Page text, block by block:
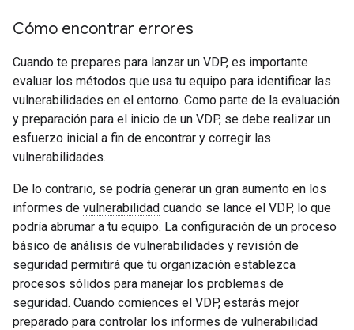
Cómo encontrar errores
Cuando te prepares para lanzar un VDP, es importante
evaluar los métodos que usa tu equipo para identificar las
vulnerabilidades en el entorno. Como parte de la evaluación
y preparación para el inicio de un VDP, se debe realizar un
esfuerzo inicial a fin de encontrar y corregir las
vulnerabilidades.
De lo contrario, se podría generar un gran aumento en los
informes de vulnerabilidad cuando se lance el VDP, lo que
podría abrumar a tu equipo. La configuración de un proceso
básico de análisis de vulnerabilidades y revisión de
seguridad permitirá que tu organización establezca
procesos sólidos para manejar los problemas de
seguridad. Cuando comiences el VDP, estarás mejor
preparado para controlar los informes de vulnerabilidad